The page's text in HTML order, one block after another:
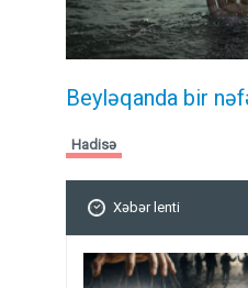
Beyləqanda bir
Hadisə
Xəbər lenti